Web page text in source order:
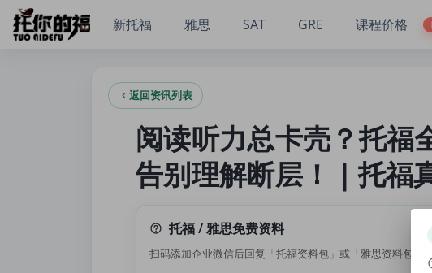
阅读听力总卡壳？托福全科背景知识手册免费领，告别理解断层！｜托福真
新托福
雅思 SAT GRE 课程价格
返回资讯列表
阅读听力总卡壳？托福
告别理解断层！｜托福
托福 / 雅思免费资料
扫码添加企业微信后回复「托福资料包」或「雅思资料包」